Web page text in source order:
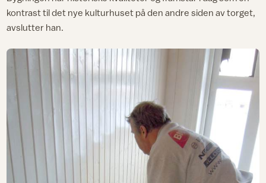
kontrast til det nye kulturhuset på den andre siden av torget,
avslutter han.